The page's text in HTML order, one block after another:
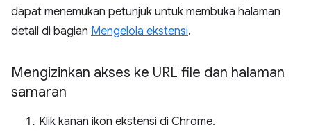
dapat menemukan petunjuk untuk membuka halaman
detail di bagian Mengelola ekstensi.
Mengizinkan akses ke URL file dan halaman
samaran
Klik kanan ikon ekstensi di Chrome.